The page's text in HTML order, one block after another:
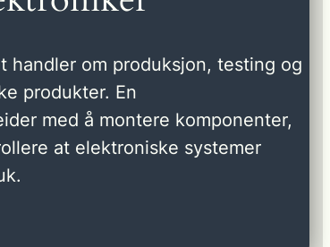
handler om produksjon, testing og
produkter. En
med å montere komponenter,
at elektroniske systemer